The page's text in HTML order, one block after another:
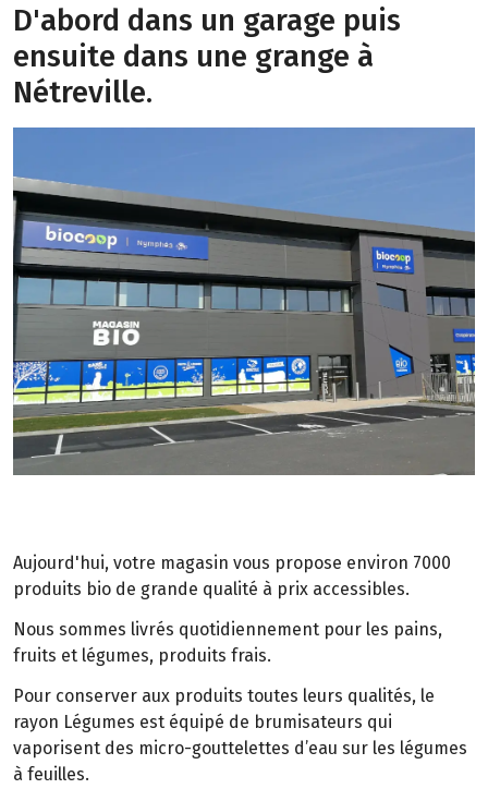
D'abord dans un garage puis
ensuite dans une grange à
Nétreville.
Aujourd'hui, votre magasin vous propose environ 7000
produits bio de grande qualité à prix accessibles.
Nous sommes livrés quotidiennement pour les pains,
fruits et légumes, produits frais.
Pour conserver aux produits toutes leurs qualités, le
rayon Légumes est équipé de brumisateurs qui
vaporisent des micro-gouttelettes d’eau sur les légumes
à feuilles.